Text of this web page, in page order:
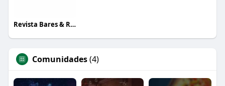
Revista Bares & Restaurantes
Comunidades(4)